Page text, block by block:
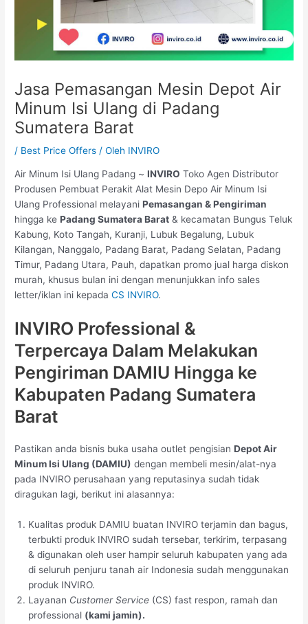
Jasa Pemasangan Mesin Depot Air
Minum Isi Ulang di Padang
Sumatera Barat
/ Best Price Offers / Oleh INVIRO
Air Minum Isi Ulang Padang ~INVIRO Toko Agen Distributor
Produsen Pembuat Perakit Alat Mesin Depo Air Minum Isi
Ulang Professional melayaniPemasangan & Pengiriman
hingga kePadang Sumatera Barat & kecamatan Bungus Teluk
Kabung, Koto Tangah, Kuranji, Lubuk Begalung, Lubuk
Kilangan, Nanggalo, Padang Barat, Padang Selatan, Padang
Timur, Padang Utara, Pauh, dapatkan promo jual harga diskon
murah, khusus bulan ini dengan menunjukkan info sales
letter/iklan ini kepadaCS INVIRO.
INVIRO Professional &
Terpercaya Dalam Melakukan
Pengiriman DAMIU Hingga ke
Kabupaten Padang Sumatera
Barat
Pastikan anda bisnis buka usaha outlet pengisianDepot Air
Minum Isi Ulang (DAMIU) dengan membeli mesin/alat-nya
pada INVIRO perusahaan yang reputasinya sudah tidak
diragukan lagi, berikut ini alasannya:
Kualitas produk DAMIU buatan INVIRO terjamin dan bagus,
terbukti produk INVIRO sudah tersebar, terkirim, terpasang
& digunakan oleh user hampir seluruh kabupaten yang ada
di seluruh penjuru tanah air Indonesia sudah menggunakan
produk INVIRO.
Layanan Customer Service (CS) fast respon, ramah dan
professional (kami jamin).